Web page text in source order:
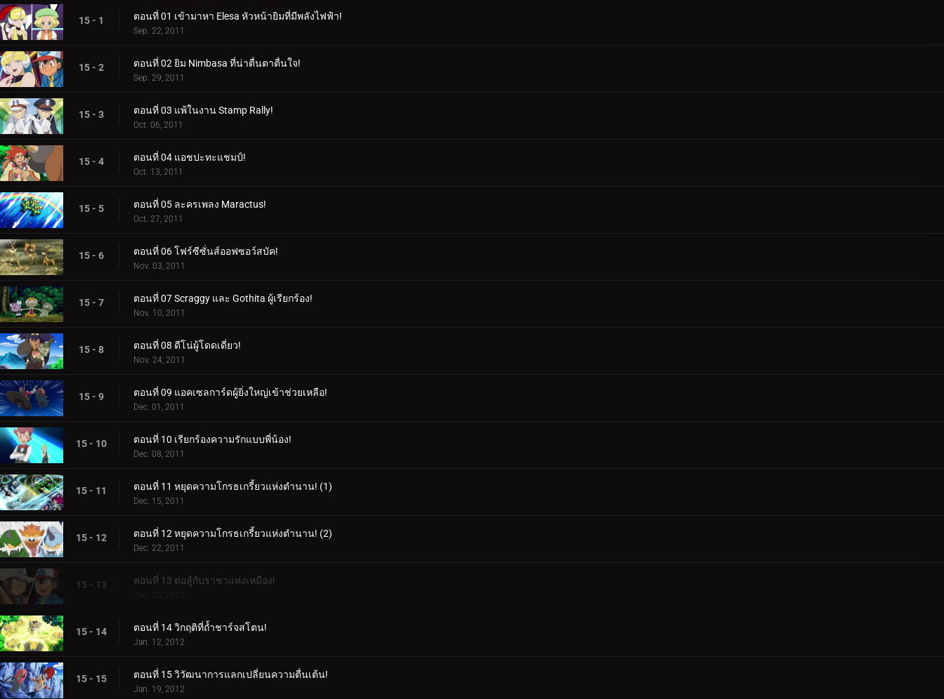
15 - 1 ตอนที่ 01 เข้ามาหา Elesa หัวหน้ายิมที่มีพลังไฟฟ้า!
Sep. 22, 2011
15 - 2 ตอนที่ 02 ยิม Nimbasa ที่น่าตื่นตาตื่นใจ!
Sep. 29, 2011
15 - 3 ตอนที่ 03 แพ้ในงาน Stamp Rally!
Oct. 06, 2011
15 - 4 ตอนที่ 04 แอชปะทะแชมป์!
Oct. 13, 2011
15 - 5 ตอนที่ 05 ละครเพลง Maractus!
Oct. 27, 2011
15 - 6 ตอนที่ 06 โฟร์ซีซั่นส์ออฟซอว์สบัค!
Nov. 03, 2011
15 - 7 ตอนที่ 07 Scraggy และ Gothita ผู้เรียกร้อง!
Nov. 10, 2011
15 - 8 ตอนที่ 08 ดีโน่ผู้โดดเดี่ยว!
Nov. 24, 2011
15 - 9 ตอนที่ 09 แอคเซลการ์ดผู้ยิ่งใหญ่เข้าช่วยเหลือ!
Dec. 01, 2011
15 - 10 ตอนที่ 10 เรียกร้องความรักแบบพี่น้อง!
Dec. 08, 2011
15 - 11 ตอนที่ 11 หยุดความโกรธเกรี้ยวแห่งตำนาน! (1)
Dec. 15, 2011
15 - 12 ตอนที่ 12 หยุดความโกรธเกรี้ยวแห่งตำนาน! (2)
Dec. 22, 2011
15 - 13 ตอนที่ 13 ต่อสู้กับราชาแห่งเหมือง!
Jan. 05, 2012
15 - 14 ตอนที่ 14 วิกฤติที่ถ้ำชาร์จสโตน!
Jan. 12, 2012
15 - 15 ตอนที่ 15 วิวัฒนาการแลกเปลี่ยนความตื่นเต้น!
Jan. 19, 2012